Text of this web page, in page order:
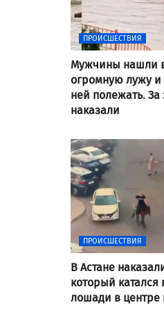
ПРОИСШЕСТВИЯ
Мужчины нашли
огромную лужу
ней полежать. За
наказали
ПРОИСШЕСТВИЯ
В Астане
который катался
лошади в центре